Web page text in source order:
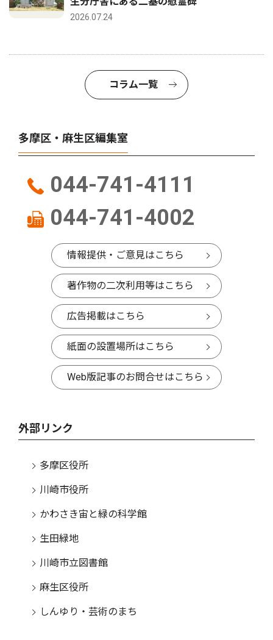
2026.07.24
コラム一覧
多摩区・麻生区編集室
044-741-4111
044-741-4002
情報提供・ご意見はこちら
著作物の二次利用等はこちら
広告掲載はこちら
紙面の設置場所はこちら
Web版記事のお問合せはこちら
外部リンク
多摩区役所
川崎市役所
かわさき宙と緑の科学館
生田緑地
川崎市立図書館
麻生区役所
しんゆり・芸術のまち